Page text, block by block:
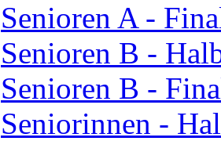
Senioren A -
Senioren B -
Senioren B -
Seniorinnen -